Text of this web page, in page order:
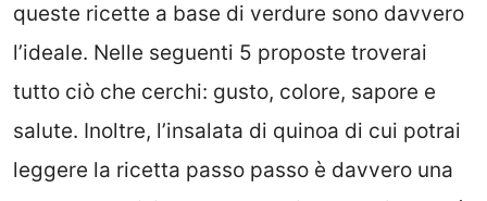
queste ricette a base di verdure sono davvero
l’ideale. Nelle seguenti 5 proposte troverai
tutto ciò che cerchi: gusto, colore, sapore e
salute. Inoltre, l’insalata di quinoa di cui potrai
leggere la ricetta passo passo è davvero una